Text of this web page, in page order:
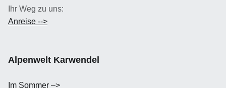
Ihr Weg zu uns:
Anreise -->
Alpenwelt Karwendel
Im Sommer –>